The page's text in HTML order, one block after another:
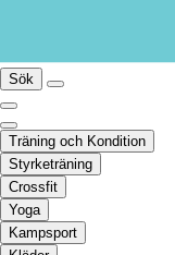
Sök
Träning och Kondition
Styrketräning
Crossfit
Yoga
Kampsport